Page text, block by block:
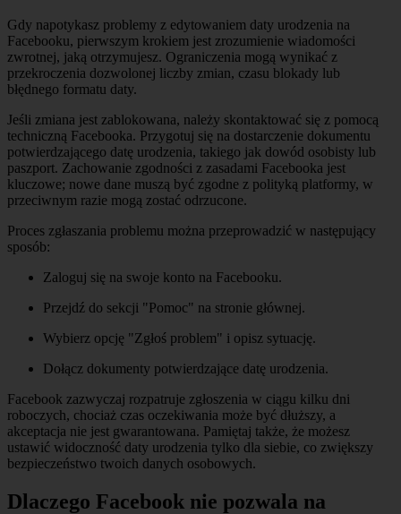
Gdy napotykasz problemy z edytowaniem daty urodzenia na
Facebooku, pierwszym krokiem jest zrozumienie wiadomości
zwrotnej, jaką otrzymujesz. Ograniczenia mogą wynikać z
przekroczenia dozwolonej liczby zmian, czasu blokady lub
błędnego formatu daty.
Jeśli zmiana jest zablokowana, należy skontaktować się z pomocą
techniczną Facebooka. Przygotuj się na dostarczenie dokumentu
potwierdzającego datę urodzenia, takiego jak dowód osobisty lub
paszport. Zachowanie zgodności z zasadami Facebooka jest
kluczowe; nowe dane muszą być zgodne z polityką platformy, w
przeciwnym razie mogą zostać odrzucone.
Proces zgłaszania problemu można przeprowadzić w następujący
sposób:
Zaloguj się na swoje konto na Facebooku.
Przejdź do sekcji "Pomoc" na stronie głównej.
Wybierz opcję "Zgłoś problem" i opisz sytuację.
Dołącz dokumenty potwierdzające datę urodzenia.
Facebook zazwyczaj rozpatruje zgłoszenia w ciągu kilku dni
roboczych, chociaż czas oczekiwania może być dłuższy, a
akceptacja nie jest gwarantowana. Pamiętaj także, że możesz
ustawić widoczność daty urodzenia tylko dla siebie, co zwiększy
bezpieczeństwo twoich danych osobowych.
Dlaczego Facebook nie pozwala na